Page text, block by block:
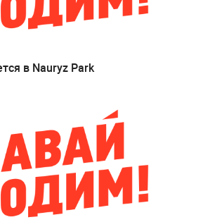
в Nauryz Park